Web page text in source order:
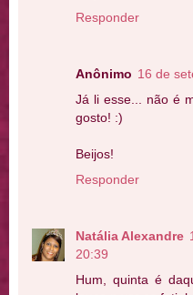
Responder
Anônimo 16 de
Já li esse... não é
gosto! :)
Beijos!
Responder
Natália Alexandre
20:39
Hum, quinta é